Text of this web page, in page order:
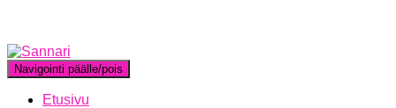
Navigointi päälle/pois
Etusivu